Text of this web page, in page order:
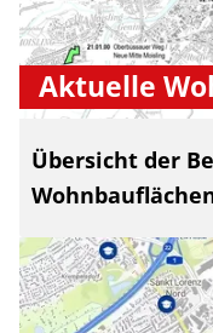
Aktuelle
Übersicht der